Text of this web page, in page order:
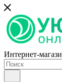
Интернет-